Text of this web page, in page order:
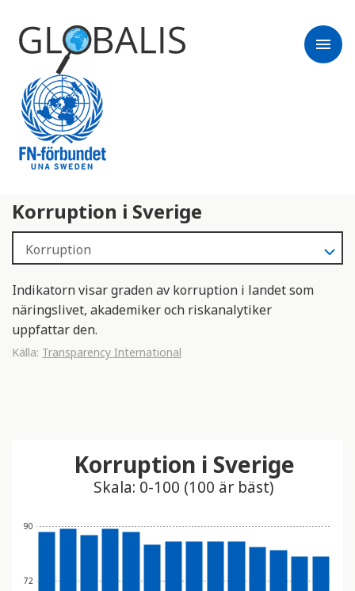
menu
Korruption i Sverige
Indikatorn visar graden av korruption i landet som
näringslivet, akademiker och riskanalytiker
uppfattar den.
Källa: Transparency International
72
90
Korruption i Sverige
Skala: 0-100 (100 är bäst)